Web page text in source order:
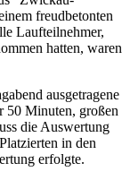
freudbetonten
Laufteilnehmer,
hatten, waren
ausgetragene
50 Minuten, großen
die Auswertung
in den
erfolgte.